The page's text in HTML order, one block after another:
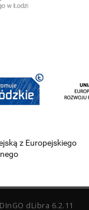
z Europejskiego
DInGO dLibra 6.2.11